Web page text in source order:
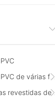
Luvas Revestidas de PVC de várias funções
Várias superfícies luvas revestidas de PVC